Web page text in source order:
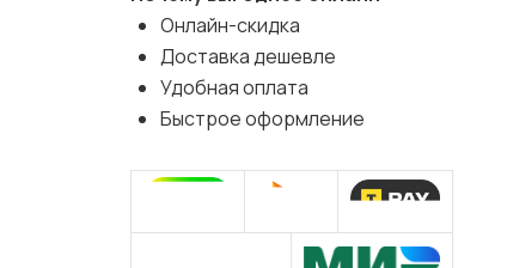
Онлайн-скидка
Доставка дешевле
Удобная оплата
Быстрое оформление